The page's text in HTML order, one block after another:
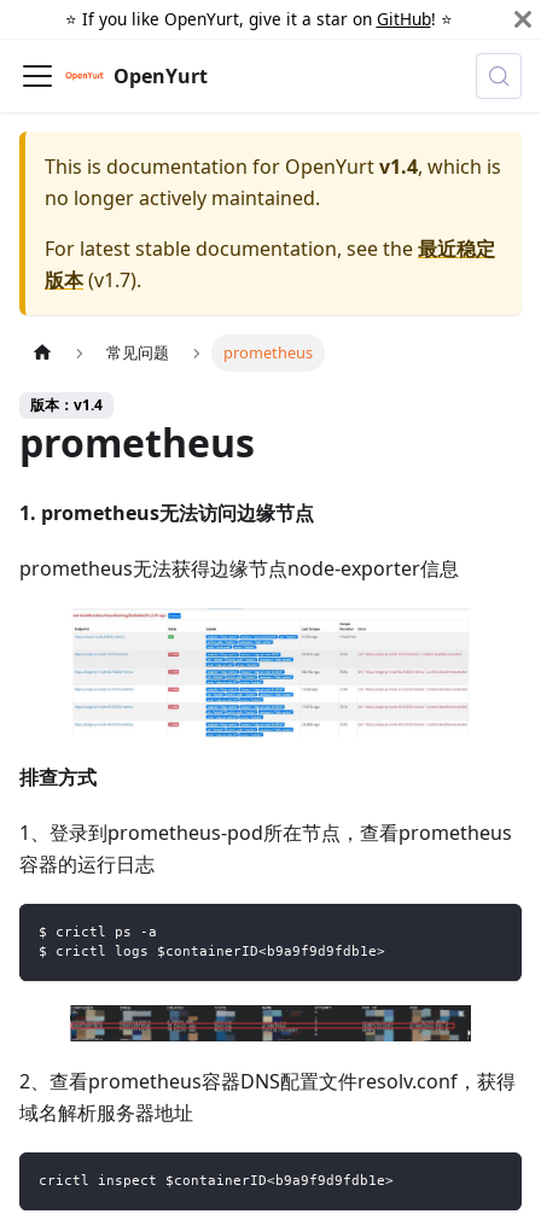
⭐️ If you like OpenYurt, give it a star on GitHub! ⭐️
OpenYurt
This is documentation for OpenYurtv1.4, which is
no longer actively maintained.
For latest stable documentation, see the最近稳定
版本(v1.7).
常见问题 prometheus
版本：v1.4
prometheus
1. prometheus无法访问边缘节点
prometheus无法获得边缘节点node-exporter信息
排查方式
1、登录到prometheus-pod所在节点，查看prometheus
容器的运行日志
$ crictl ps -a
$ crictl logs $containerID<b9a9f9d9fdb1e>
2、查看prometheus容器DNS配置文件resolv.conf，获得
域名解析服务器地址
crictl inspect $containerID<b9a9f9d9fdb1e>